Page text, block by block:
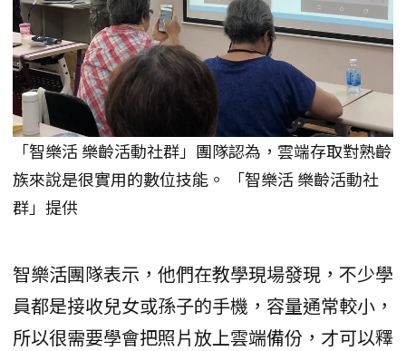
「智樂活 樂齡活動社群」團隊認為，雲端存取對熟齡
族來說是很實用的數位技能。 「智樂活 樂齡活動社
群」提供
智樂活團隊表示，他們在教學現場發現，不少學
員都是接收兒女或孫子的手機，容量通常較小，
所以很需要學會把照片放上雲端備份，才可以釋